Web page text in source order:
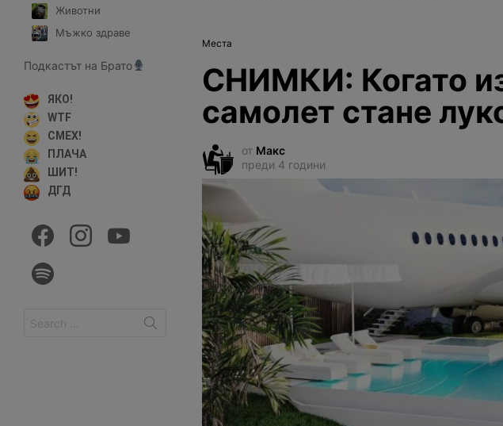
Места
СНИМКИ: Когато
самолет стане
от Макс
преди 4 години
Животни
Мъжко здраве
Подкастът на Брато
ЯКО!
WTF
СМЕХ!
ПЛАЧА
ШИТ!
ДГД
for: